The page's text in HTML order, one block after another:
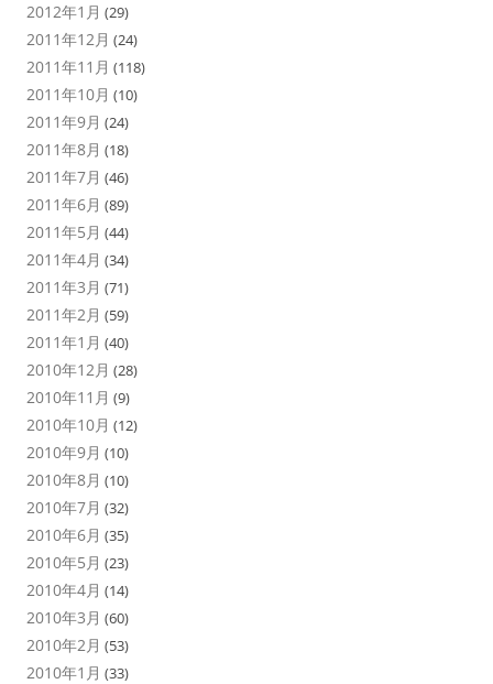
2012年1月 (29)
2011年12月 (24)
2011年11月 (118)
2011年10月 (10)
2011年9月 (24)
2011年8月 (18)
2011年7月 (46)
2011年6月 (89)
2011年5月 (44)
2011年4月 (34)
2011年3月 (71)
2011年2月 (59)
2011年1月 (40)
2010年12月 (28)
2010年11月 (9)
2010年10月 (12)
2010年9月 (10)
2010年8月 (10)
2010年7月 (32)
2010年6月 (35)
2010年5月 (23)
2010年4月 (14)
2010年3月 (60)
2010年2月 (53)
2010年1月 (33)